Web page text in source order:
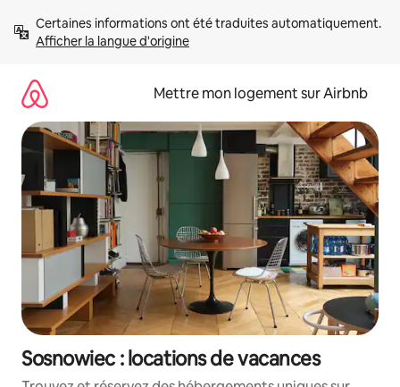
directement
Afficher la langue d'origine
Mettre mon logement sur Airbnb
Sosnowiec : locations de vacances